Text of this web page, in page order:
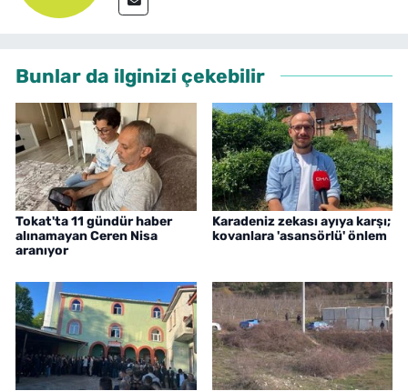
Bunlar da ilginizi çekebilir
Tokat'ta 11 gündür haber
alınamayan Ceren Nisa
aranıyor
Karadeniz zekası ayıya karşı;
kovanlara 'asansörlü' önlem